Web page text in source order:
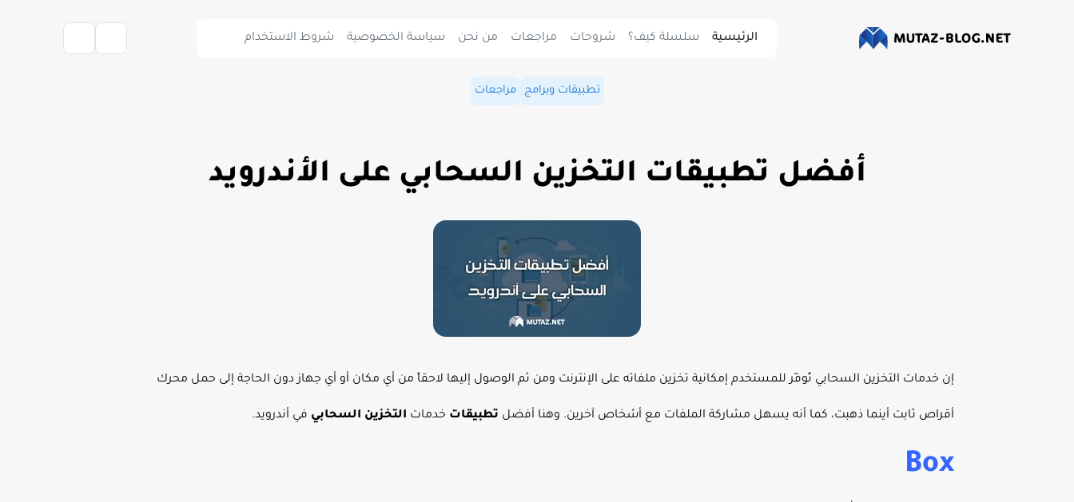
الرئيسية سلسلة كيف؟ شروحات مراجعات من نحن سياسة الخصوصية شروط الاستخدام
تطبيقات وبرامج مراجعات
أفضل تطبيقات التخزين السحابي على الأندرويد
إن خدمات التخزين السحابي تُوفّر للمستخدم إمكانية تخزين ملفاته على الإنترنت ومن ثم الوصول إليها لاحقاً من أي مكان أو أي جهاز دون الحاجة إلى حمل محرك
أقراص ثابت أينما ذهبت، كما أنه يسهل مشاركة الملفات مع أشخاص آخرين. وهنا أفضل تطبيقات خدمات التخزين السحابي في أندرويد.
Box